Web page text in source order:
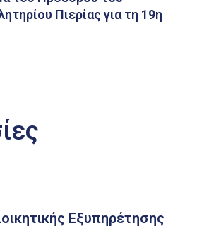
Πιερίας για τη 19η
Εξυπηρέτησης